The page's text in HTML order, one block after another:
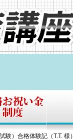
）合格体験記（T.T. 様）